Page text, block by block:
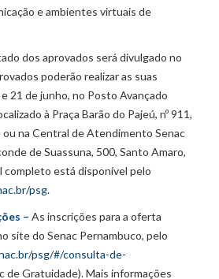
e ambientes virtuais de
dos aprovados será divulgado no
poderão realizar as suas
21 de junho, no Posto Avançado
à Praça Barão do Pajeú, nº 911,
ou na Central de Atendimento Senac
de Suassuna, 500, Santo Amaro,
completo está disponível pelo
psg.
– As inscrições para a oferta
site do Senac Pernambuco, pelo
psg/#/consulta-de-
de Gratuidade). Mais informações